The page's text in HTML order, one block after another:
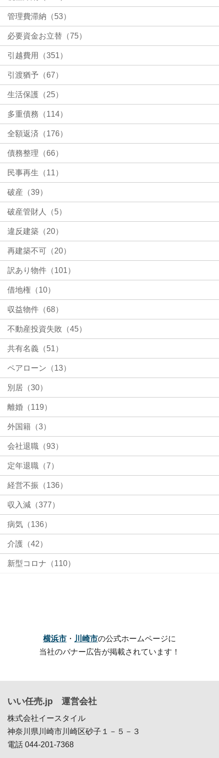
管理費滞納（53）
必要資金お立替（75）
引越費用（351）
引渡猶予（67）
生活保護（25）
多重債務（114）
全額返済（176）
債務整理（66）
民事再生（11）
破産（39）
破産管財人（5）
違反建築（20）
再建築不可（20）
訳あり物件（101）
借地権（10）
収益物件（68）
不動産投資失敗（45）
共有名義（51）
ペアローン（13）
別居（30）
離婚（119）
外国籍（3）
会社退職（93）
定年退職（7）
経営不振（136）
収入減（377）
病気（136）
介護（42）
新型コロナ（110）
横浜市 ・ 川崎市の公式ホームページに
当社のバナー広告が掲載されています！
いい任売.jp 運営会社
株式会社イースタイル
神奈川県川崎市川崎区砂子１－５－３
電話 044-201-7368